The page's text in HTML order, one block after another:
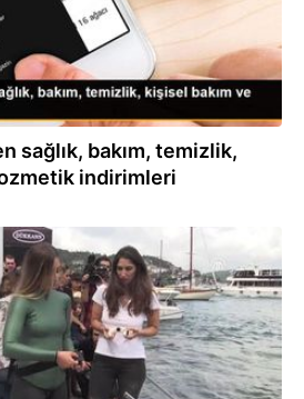
sağlık, bakım, temizlik,
indirimleri